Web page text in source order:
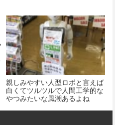
親しみやすい人型ロボと言えば
白くてツルツルで人間工学的な
やつみたいな風潮あるよね